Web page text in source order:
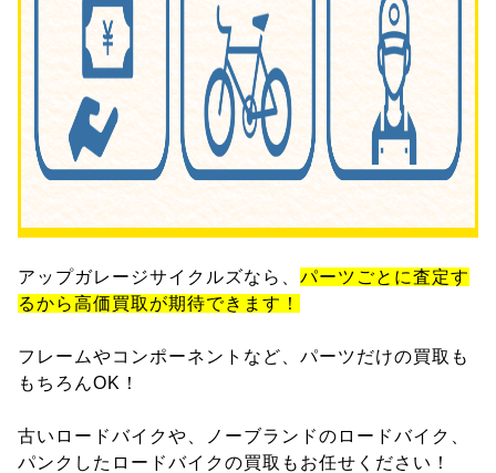
アップガレージサイクルズなら、 パーツごとに査定す
るから高価買取が期待できます！
フレームやコンポーネントなど、パーツだけの買取も
もちろんOK！
古いロードバイクや、ノーブランドのロードバイク、
パンクしたロードバイクの買取もお任せください！